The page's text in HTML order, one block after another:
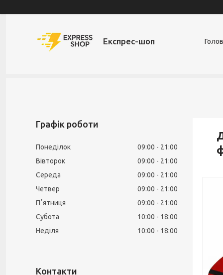
Експрес-шоп
Графік роботи
Понеділок 09:00
21:00
Вівторок
09:00
21:00
Середа
09:00
21:00
Четвер
09:00
21:00
Пʼятниця
09:00
21:00
Субота
10:00
18:00
Неділя
10:00 18:00